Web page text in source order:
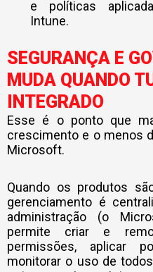
e políticas
Intune.
SEGURANÇA E
MUDA QUANDO
INTEGRADO
Esse é o ponto que
crescimento e o menos
Microsoft.
Quando os produtos
gerenciamento é
administração (o
permite criar e
permissões, aplicar
monitorar o uso de